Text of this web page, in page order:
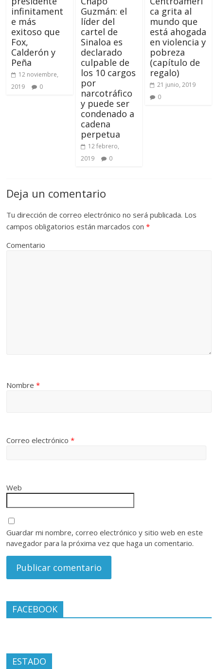
infinitament
e más
exitoso que
Fox,
Calderón y
Peña
12 noviembre,
2019
0
Guzmán: el
líder del
cartel de
Sinaloa es
declarado
culpable de
los 10 cargos
por
narcotráfico
y puede ser
condenado a
cadena
perpetua
12 febrero,
2019
0
ca grita al
mundo que
está ahogada
en violencia y
pobreza
(capítulo de
regalo)
21 junio, 2019
0
Deja un comentario
Tu dirección de correo electrónico no será publicada. Los
campos obligatorios están marcados con*
Comentario
Nombre*
Correo electrónico*
Web
Guardar mi nombre, correo electrónico y sitio web en este
navegador para la próxima vez que haga un comentario.
FACEBOOK
ESTADO